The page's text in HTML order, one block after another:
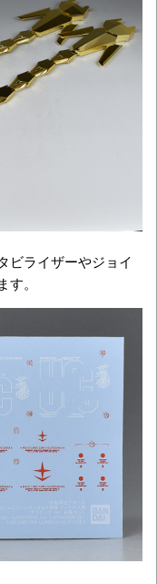
ビライザーやジョイ
。